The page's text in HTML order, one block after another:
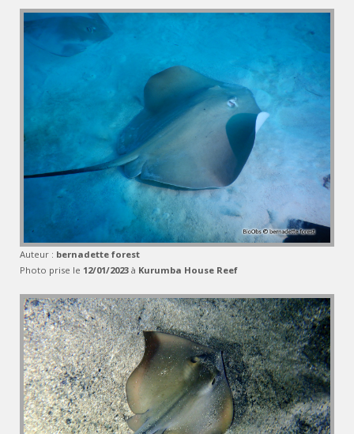
Auteur : bernadette forest
Photo prise le 12/01/2023 à Kurumba House Reef